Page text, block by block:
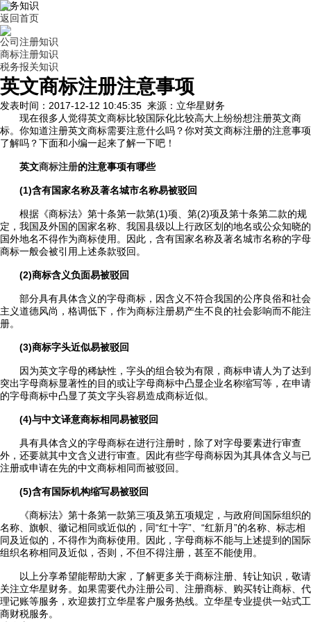
财务知识
返回首页
公司注册知识
商标注册知识
税务报关知识
英文商标注册注意事项
发表时间：2017-12-12 10:45:35 来源：立华星财务
现在很多人觉得英文商标比较国际化比较高大上纷纷想注册英文商
标。你知道注册英文商标需要注意什么吗？你对英文商标注册的注意事项
了解吗？下面和小编一起来了解一下吧！
英文商标注册的注意事项有哪些
(1)含有国家名称及著名城市名称易被驳回
根据《商标法》第十条第一款第(1)项、第(2)项及第十条第二款的规
定，我国及外国的国家名称、我国县级以上行政区划的地名或公众知晓的
国外地名不得作为商标使用。因此，含有国家名称及著名城市名称的字母
商标一般会被引用上述条款驳回。
(2)商标含义负面易被驳回
部分具有具体含义的字母商标，因含义不符合我国的公序良俗和社会
主义道德风尚，格调低下，作为商标注册易产生不良的社会影响而不能注
册。
(3)商标字头近似易被驳回
因为英文字母的稀缺性，字头的组合较为有限，商标申请人为了达到
突出字母商标显著性的目的或让字母商标中凸显企业名称缩写等，在申请
的字母商标中凸显了英文字头容易造成商标近似。
(4)与中文译意商标相同易被驳回
具有具体含义的字母商标在进行注册时，除了对字母要素进行审查
外，还要就其中文含义进行审查。因此有些字母商标因为其具体含义与已
注册或申请在先的中文商标相同而被驳回。
(5)含有国际机构缩写易被驳回
《商标法》第十条第一款第三项及第五项规定，与政府间国际组织的
名称、旗帜、徽记相同或近似的，同“红十字”、“红新月”的名称、标志相
同及近似的，不得作为商标使用。因此，字母商标不能与上述提到的国际
组织名称相同及近似，否则，不但不得注册，甚至不能使用。
以上分享希望能帮助大家，了解更多关于商标注册、转让知识，敬请
关注立华星财务。如果需要代办注册公司、注册商标、购买转让商标、代
理记账等服务，欢迎拨打立华星客户服务热线。立华星专业提供一站式工
商财税服务。